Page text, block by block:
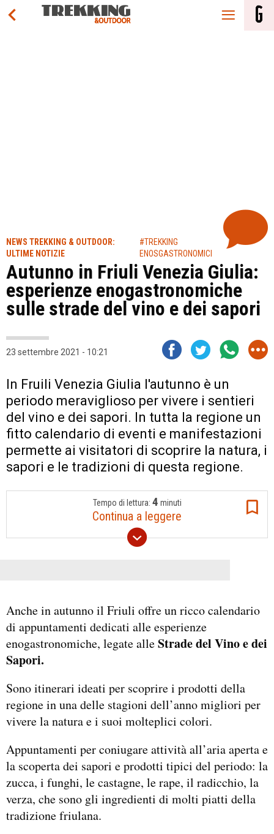
NEWS TREKKING & OUTDOOR:
ULTIME NOTIZIE
#TREKKING
ENOSGASTRONOMICI
Autunno in Friuli Venezia Giulia:
esperienze enogastronomiche
sulle strade del vino e dei sapori
23 settembre 2021 - 10:21
In Fruili Venezia Giulia l'autunno è un
periodo meraviglioso per vivere i sentieri
del vino e dei sapori. In tutta la regione un
fitto calendario di eventi e manifestazioni
permette ai visitatori di scoprire la natura, i
sapori e le tradizioni di questa regione.
Tempo di lettura: 4 minuti
Continua a leggere
Anche in autunno il Friuli offre un ricco calendario
di appuntamenti dedicati alle esperienze
enogastronomiche, legate alleStrade del Vino e dei
Sapori.
Sono itinerari ideati per scoprire i prodotti della
regione in una delle stagioni dell’anno migliori per
vivere la natura e i suoi molteplici colori.
Appuntamenti per coniugare attività all’aria aperta e
la scoperta dei sapori e prodotti tipici del periodo: la
zucca, i funghi, le castagne, le rape, il radicchio, la
verza, che sono gli ingredienti di molti piatti della
tradizione friulana.